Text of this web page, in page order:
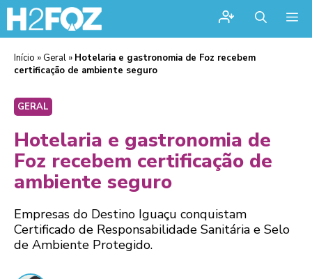
Início » Geral » Hotelaria e gastronomia de Foz recebem
certificação de ambiente seguro
GERAL
Hotelaria e gastronomia de
Foz recebem certificação de
ambiente seguro
Empresas do Destino Iguaçu conquistam
Certificado de Responsabilidade Sanitária e Selo
de Ambiente Protegido.